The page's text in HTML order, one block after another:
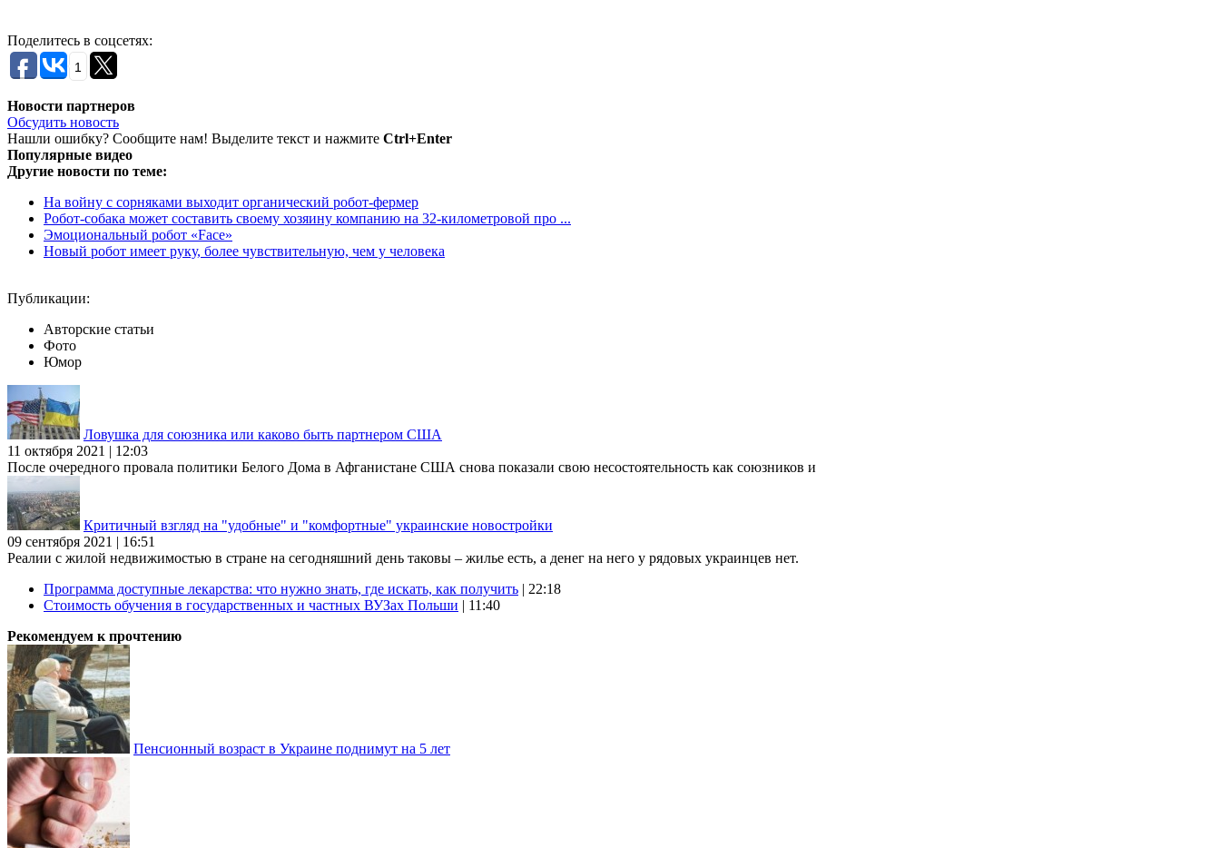
Поделитесь в соцсетях:
1
Новости партнеров
Обсудить новость
Нашли ошибку? Сообщите нам! Выделите текст и нажмите Ctrl+Enter
Популярные видео
Другие новости по теме:
На войну с сорняками выходит органический робот-фермер
Робот-собака может составить своему хозяину компанию на 32-километровой про ...
Эмоциональный робот «Face»
Новый робот имеет руку, более чувствительную, чем у человека
Публикации:
Авторские статьи
Фото
Юмор
Ловушка для союзника или каково быть партнером США
11 октября 2021 | 12:03
После очередного провала политики Белого Дома в Афганистане США снова показали свою несостоятельность как союзников и
Критичный взгляд на "удобные" и "комфортные" украинские новостройки
09 сентября 2021 | 16:51
Реалии с жилой недвижимостью в стране на сегодняшний день таковы – жилье есть, а денег на него у рядовых украинцев нет.
Программа доступные лекарства: что нужно знать, где искать, как получить | 22:18
Стоимость обучения в государственных и частных ВУЗах Польши | 11:40
Рекомендуем к прочтению
Пенсионный возраст в Украине поднимут на 5 лет